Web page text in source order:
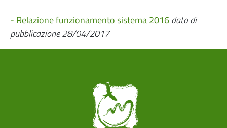
- Relazione funzionamento sistema 2016data di
pubblicazione 28/04/2017